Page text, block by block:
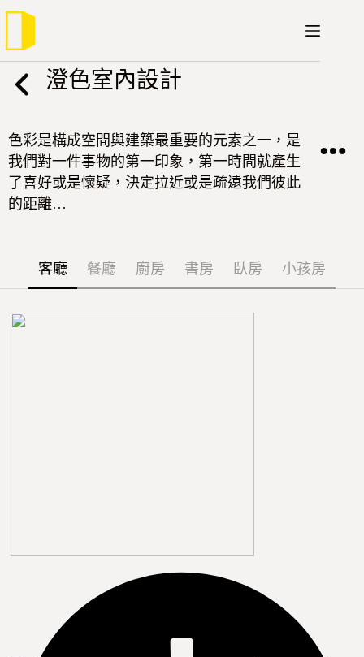
跳
主
澄色室內設計
色彩是構成空間與建築最重要的元素之一，是
我們對一件事物的第一印象，第一時間就產生
了喜好或是懷疑，決定拉近或是疏遠我們彼此
的距離…
客廳 餐廳 廚房 書房 臥房 小孩房